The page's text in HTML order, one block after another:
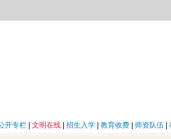
开专栏| 文明在线| 招生入学| 教育收费| 师资队伍